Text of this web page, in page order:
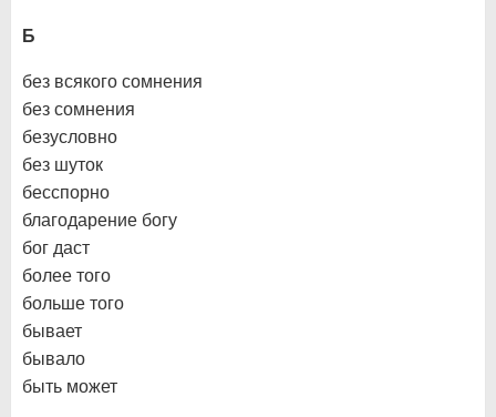
Б
без всякого сомнения
без сомнения
безусловно
без шуток
бесспорно
благодарение богу
бог даст
более того
больше того
бывает
бывало
быть может